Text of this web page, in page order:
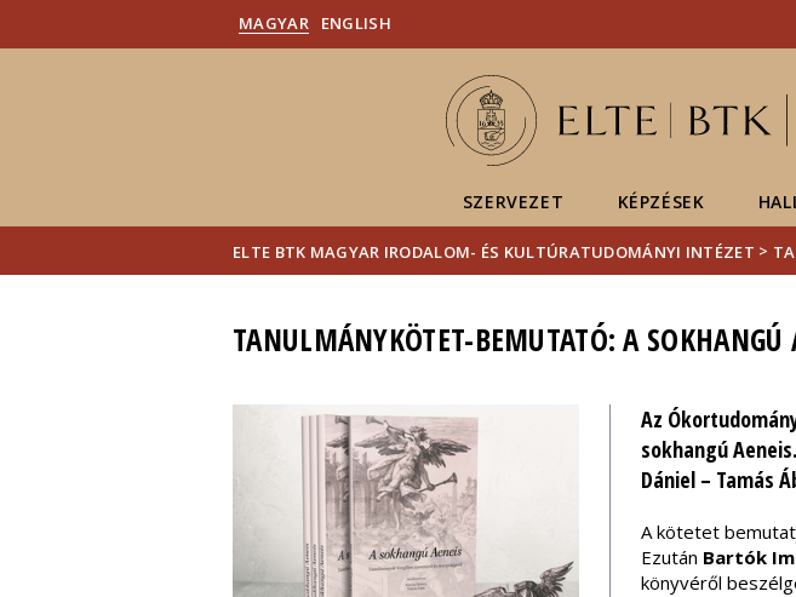
MAGYAR ENGLISH
SZERVEZET KÉPZÉSEK
ELTE BTK MAGYAR IRODALOM- ÉS KULTÚRATUDOMÁNYI INTÉZET >
TANULMÁNYKÖTET-BEMUTATÓ: A SOKHANGÚ
Az
sokhangú
Dániel – Tamás
A kötetet
Ezután Bartók
könyvéről